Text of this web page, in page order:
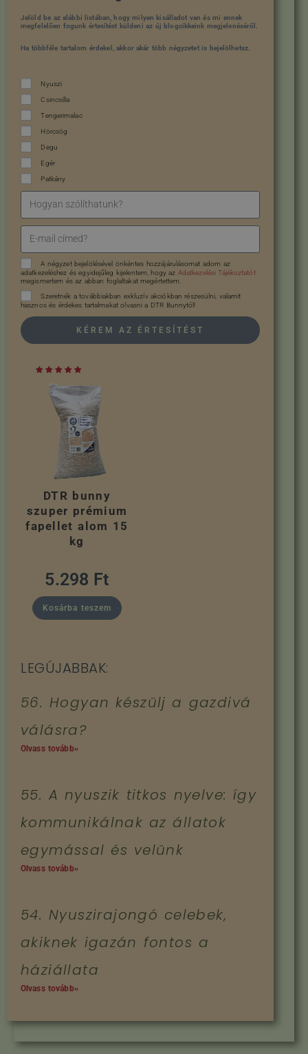
Jelöld be az alábbi listában, hogy milyen kisálladot van és mi ennek
megfelelően fogunk értesítést küldeni az új blogcikkeink megjelenéséről.
Ha többféle tartalom érdekel, akkor akár több négyzetet is bejelölhetsz.
Nyuszi
Csincsilla
Tengerimalac
Hörcsög
Degu
Egér
Patkány
A négyzet bejelölésével önkéntes hozzájárulásomat adom az
adatkezeléshez és egyidejűleg kijelentem, hogy az Adatkezelési Tájékoztatót
megismertem és az abban foglaltakat megértettem.
Szeretnék a továbbiakban exkluzív akciókban részesülni, valamit
hasznos és érdekes tartalmakat olvasni a DTR Bunnytól!
KÉREM AZ ÉRTESÍTÉST
DTR bunny
szuper prémium
fapellet alom 15
kg
5.298 Ft
Kosárba teszem
LEGÚJABBAK:
56. Hogyan készülj a gazdivá
válásra?
Olvass tovább»
55. A nyuszik titkos nyelve: így
kommunikálnak az állatok
egymással és velünk
Olvass tovább»
54. Nyuszirajongó celebek,
akiknek igazán fontos a
háziállata
Olvass tovább»